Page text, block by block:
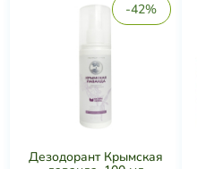
-42%
Дезодорант Крымская